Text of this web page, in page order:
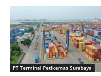
PT Terminal Petikemas Surabaya